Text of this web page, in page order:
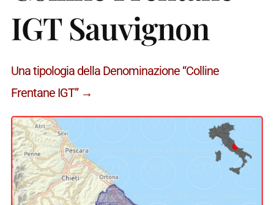
IGT Sauvignon
Una tipologia della Denominazione “Colline
Frentane IGT” →